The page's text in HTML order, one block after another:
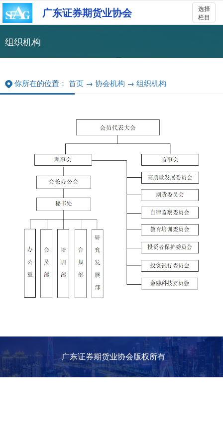
选择
栏目
广东证券期货业协会
组织机构
你所在的位置： 首页 → 协会机构 → 组织机构
广东证券期货业协会版权所有